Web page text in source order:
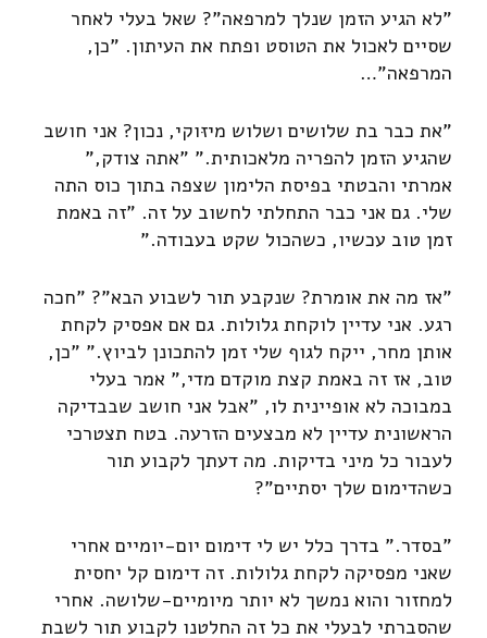
"לא הגיע הזמן שנלך למרפאה"? שאל בעלי לאחר
שסיים לאכול את הטוסט ופתח את העיתון. "כן,
המרפאה"…
"את כבר בת שלושים ושלוש מיזּוקי, נכון? אני חושב
שהגיע הזמן להפריה מלאכותית." "אתה צודק,"
אמרתי והבטתי בפיסת הלימון שצפה בתוך כוס התה
שלי. גם אני כבר התחלתי לחשוב על זה. "זה באמת
זמן טוב עכשיו, כשהכול שקט בעבודה."
"אז מה את אומרת? שנקבע תור לשבוע הבא"? "חכה
רגע. אני עדיין לוקחת גלולות. גם אם אפסיק לקחת
אותן מחר, ייקח לגוף שלי זמן להתכונן לביוץ." "כן,
טוב, אז זה באמת קצת מוקדם מדי," אמר בעלי
במבוכה לא אופיינית לו, "אבל אני חושב שבבדיקה
הראשונית עדיין לא מבצעים הזרעה. בטח תצטרכי
לעבור כל מיני בדיקות. מה דעתך לקבוע תור
כשהדימום שלך יסתיים"?
"בסדר." בדרך כלל יש לי דימום יום-יומיים אחרי
שאני מפסיקה לקחת גלולות. זה דימום קל יחסית
למחזור והוא נמשך לא יותר מיומיים-שלושה. אחרי
שהסברתי לבעלי את כל זה החלטנו לקבוע תור לשבת